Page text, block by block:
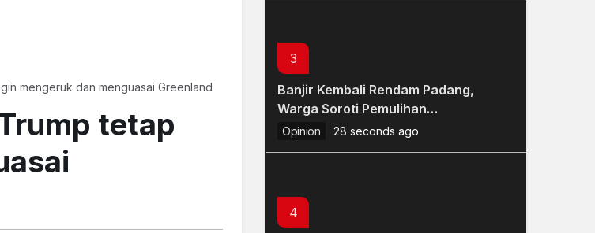
mengeruk dan menguasai Greenland
tetap
3
Banjir Kembali Rendam Padang,
Warga Soroti Pemulihan
Pascabencana yang Belum Tuntas
Opinion 28 seconds ago
4